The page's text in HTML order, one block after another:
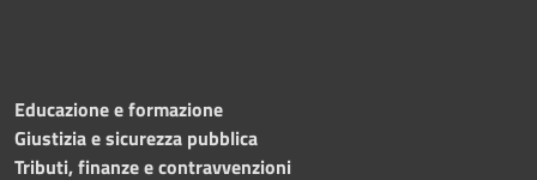
Educazione e formazione
Giustizia e sicurezza pubblica
Tributi, finanze e contravvenzioni